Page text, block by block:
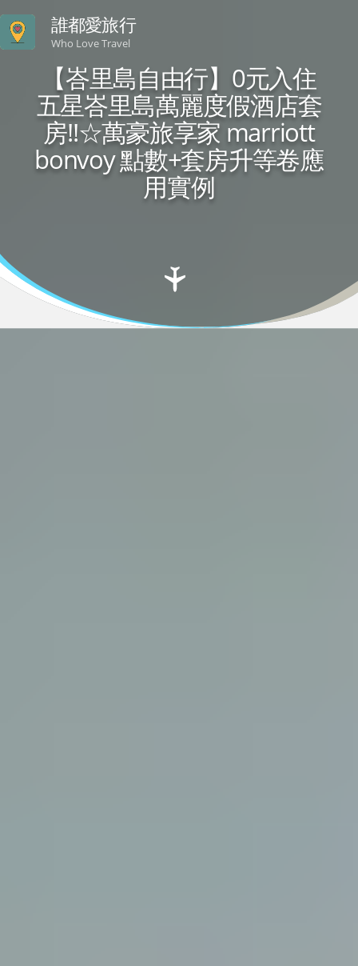
誰都愛旅行
Who Love Travel
【峇里島自由行】0元入住
五星峇里島萬麗度假酒店套
房!!☆萬豪旅享家 marriott
bonvoy 點數+套房升等卷應
用實例